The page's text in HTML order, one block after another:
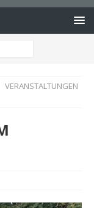
VERANSTALTUNGEN